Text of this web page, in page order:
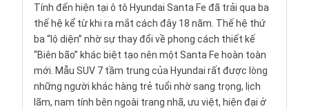
Tính đến hiện tại ô tô Hyundai Santa Fe đã trải qua ba
thế hệ kể từ khi ra mắt cách đây 18 năm. Thế hệ thứ
ba “lộ diện” nhờ sự thay đổi về phong cách thiết kế
“Biên bão” khác biệt tạo nên một Santa Fe hoàn toàn
mới. Mẫu SUV 7 tầm trung của Hyundai rất được lòng
những người khác hàng trẻ tuổi nhờ sang trọng, lịch
lãm, nam tính bên ngoài trang nhã, ưu việt, hiện đại ở